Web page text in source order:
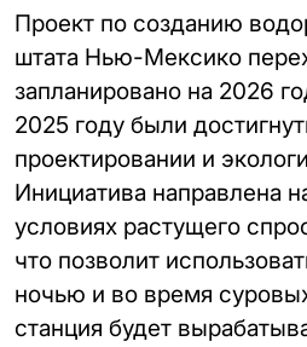
Проект по созданию
штата Нью-Мексико
запланировано на 2026
2025 году были
проектировании и
Инициатива направлена
условиях растущего
что позволит
ночью и во время
станция будет